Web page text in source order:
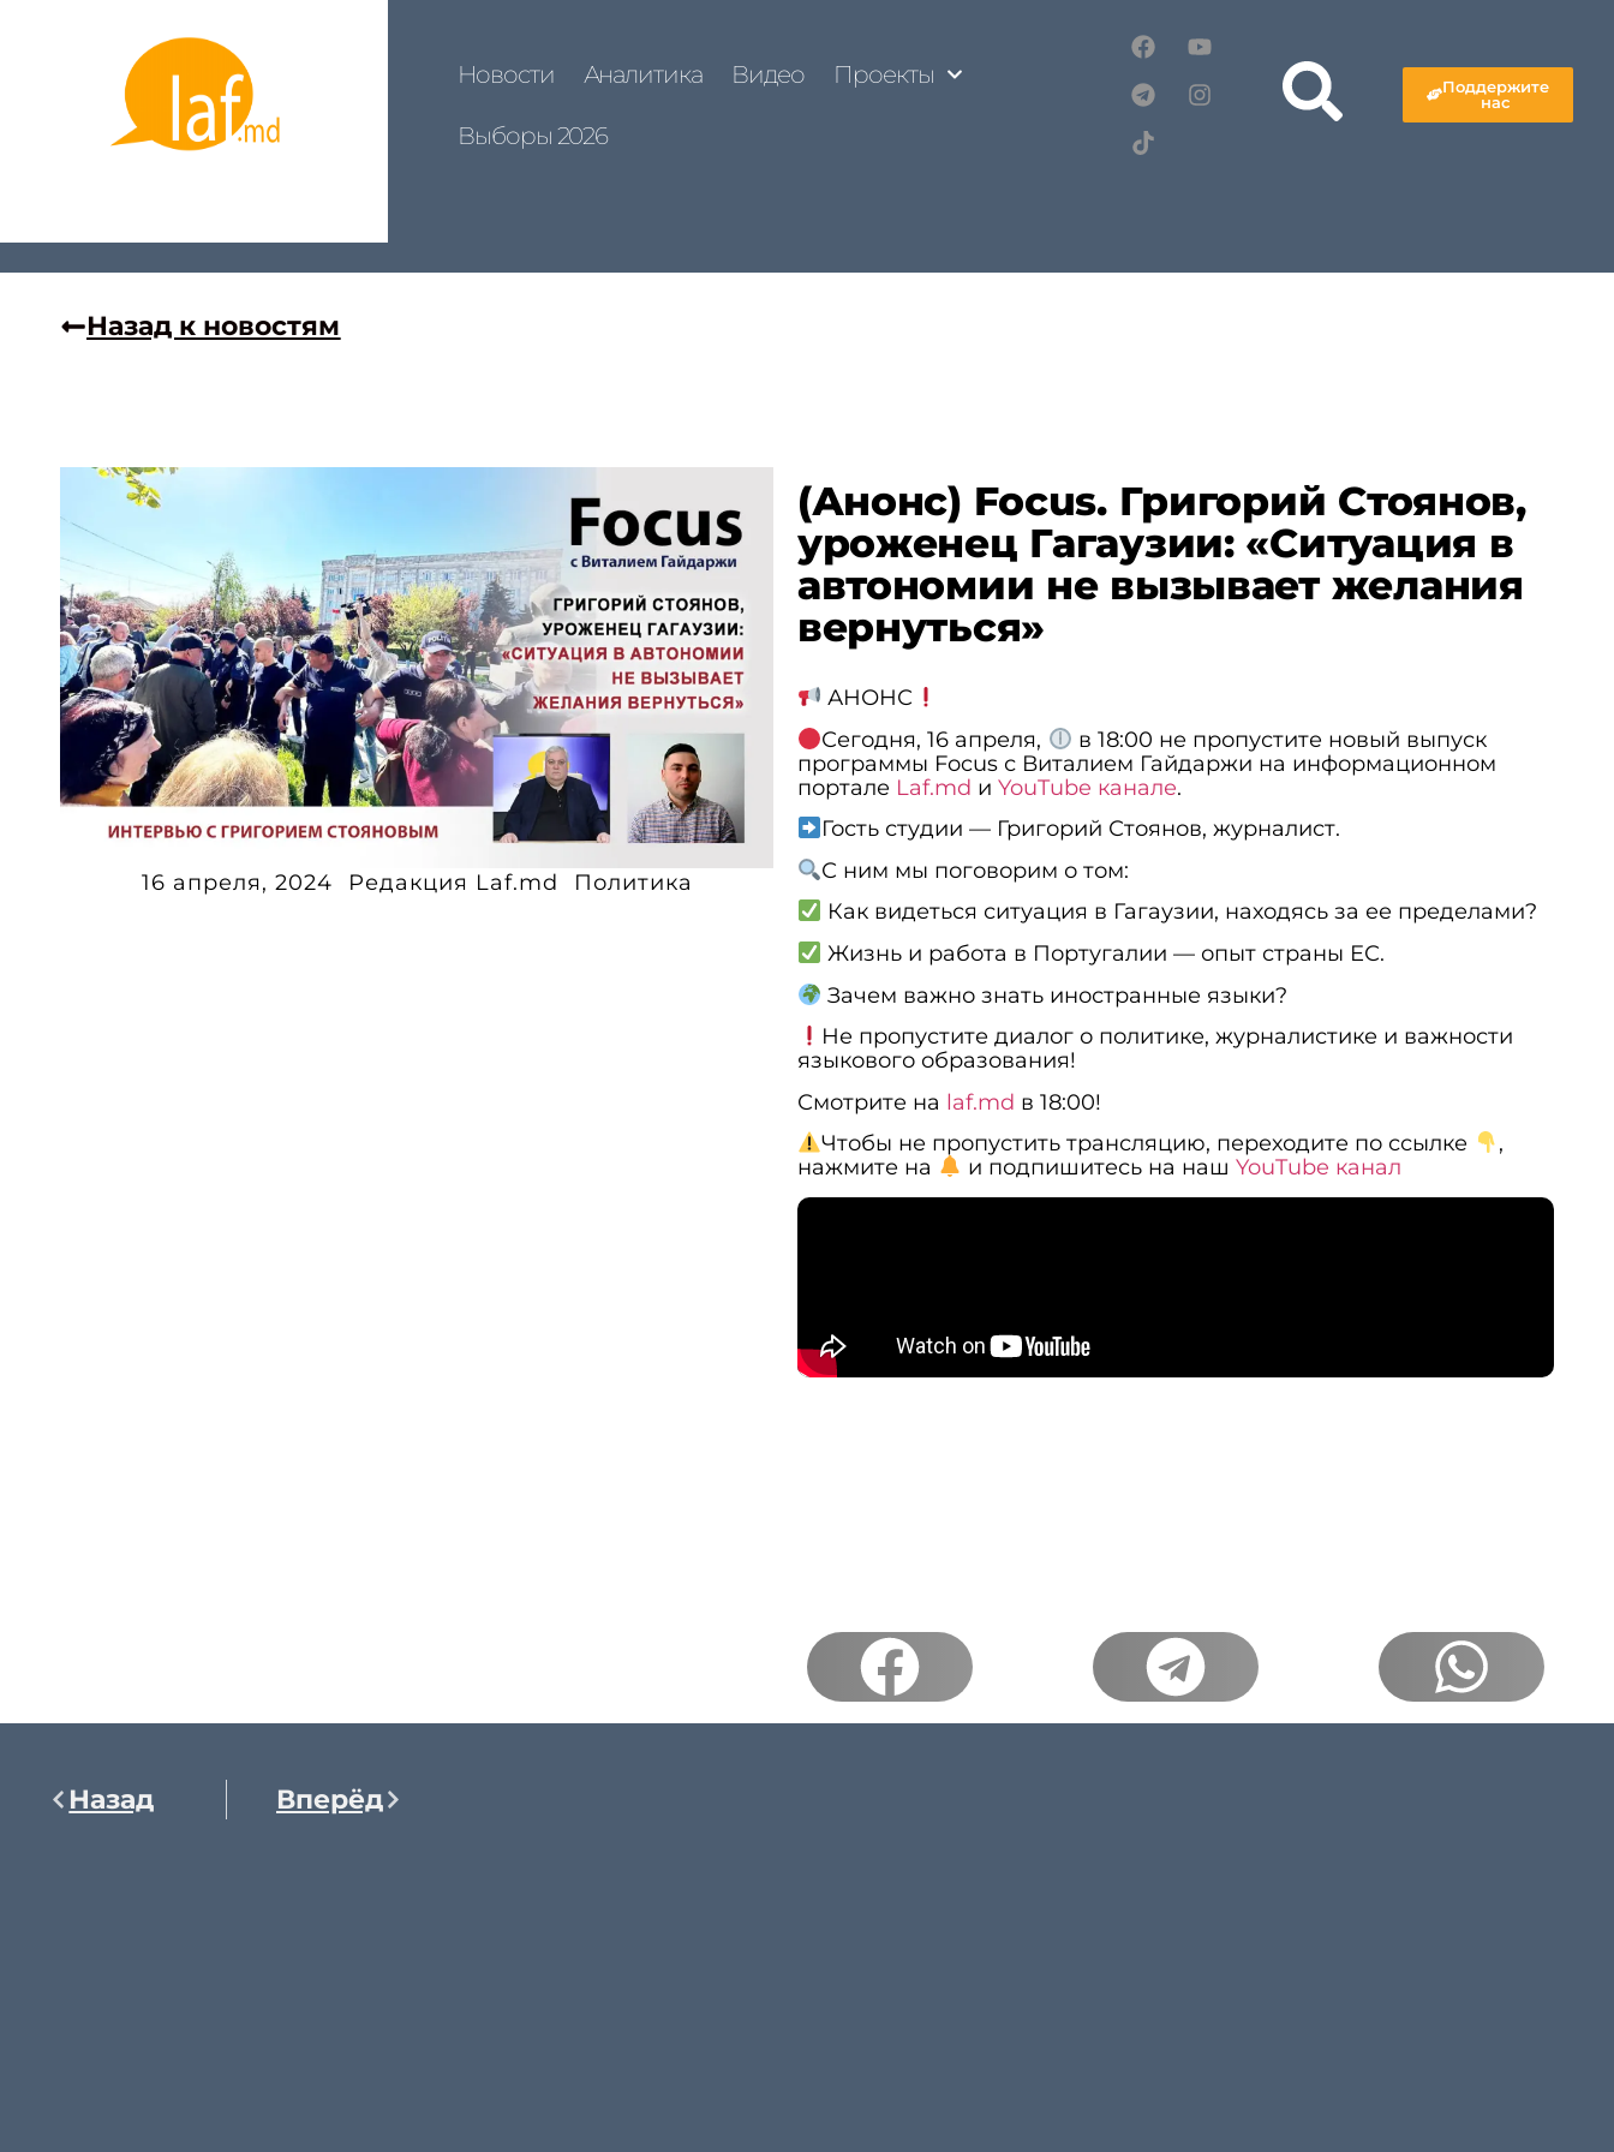
Новости Аналитика Видео Проекты
Выборы 2026
Поддержите
нас
Назад к новостям
16 апреля, 2024 Редакция Laf.md Политика
(Анонс) Focus. Григорий Стоянов,
уроженец Гагаузии: «Ситуация в
автономии не вызывает желания
вернуться»
АНОНС
Сегодня, 16 апреля,
в 18:00 не пропустите новый выпуск
программы Focus с Виталием Гайдаржи на информационном
портале Laf.md и YouTube канале.
Гость студии — Григорий Стоянов, журналист.
С ним мы поговорим о том:
Как видеться ситуация в Гагаузии, находясь за ее пределами?
Жизнь и работа в Португалии — опыт страны ЕС.
Зачем важно знать иностранные языки?
Не пропустите диалог о политике, журналистике и важности
языкового образования!
Смотрите на laf.md в 18:00!
Чтобы не пропустить трансляцию, переходите по ссылке
,
нажмите на
и подпишитесь на нашYouTube канал
Назад Вперёд